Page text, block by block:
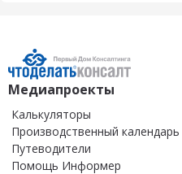
Медиапроекты
Калькуляторы
Производственный календарь
Путеводители
Помощь Информер